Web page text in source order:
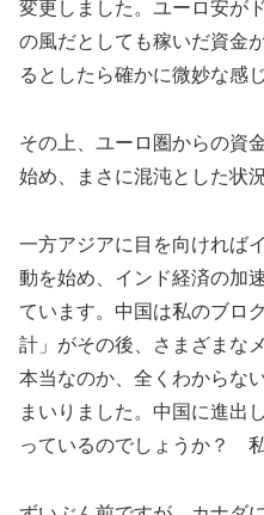
変更しました。ユーロ安が
の風だとしても稼いだ資金
るとしたら確かに微妙な感
その上、ユーロ圏からの資
始め、まさに混沌とした状
一方アジアに目を向ければ
動を始め、インド経済の加
ています。中国は私のブロ
計」がその後、さまざまな
本当なのか、全くわからな
まいりました。中国に進出
っているのでしょうか？